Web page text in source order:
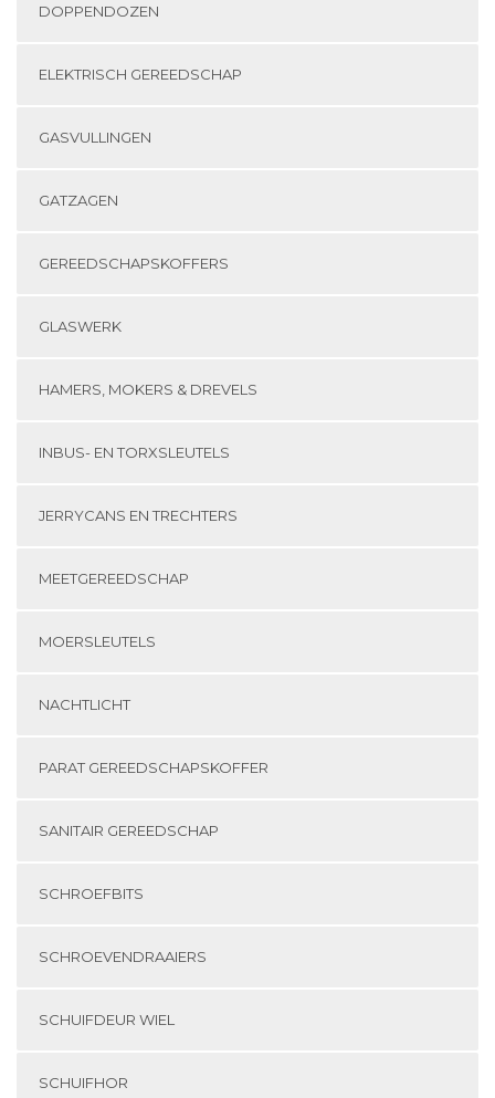
DOPPENDOZEN
ELEKTRISCH GEREEDSCHAP
GASVULLINGEN
GATZAGEN
GEREEDSCHAPSKOFFERS
GLASWERK
HAMERS, MOKERS & DREVELS
INBUS- EN TORXSLEUTELS
JERRYCANS EN TRECHTERS
MEETGEREEDSCHAP
MOERSLEUTELS
NACHTLICHT
PARAT GEREEDSCHAPSKOFFER
SANITAIR GEREEDSCHAP
SCHROEFBITS
SCHROEVENDRAAIERS
SCHUIFDEUR WIEL
SCHUIFHOR